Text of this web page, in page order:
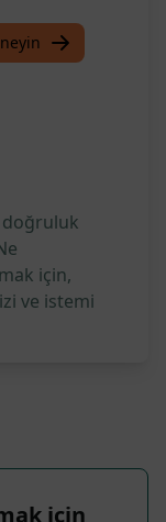
doğruluk
için,
ve istemi
için